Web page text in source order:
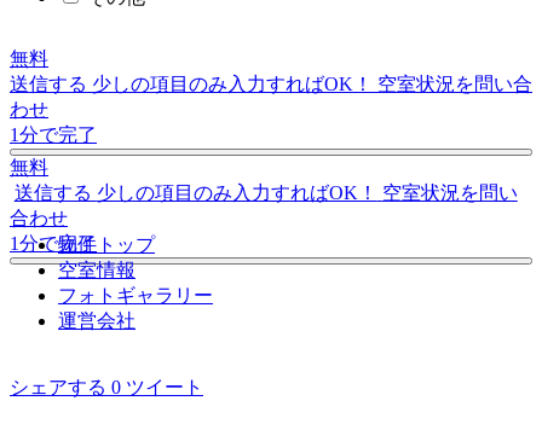
無料
送信する 少しの項目のみ入力すればOK！
空室状況を問い合
わせ
1分で完了
無料
送信する 少しの項目のみ入力すればOK！
空室状況を問い
合わせ
1分で完了物件トップ
空室情報
フォト ギャラリー
運営会社
シェアする 0 ツイート